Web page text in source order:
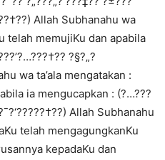
Allah Subhanahu wa
telah memujiKu dan apabila
?§?„?
wa ta’ala mengatakan :
ia mengucapkan : (?…???
Allah Subhanahu
telah mengagungkanKu
kepadaKu dan